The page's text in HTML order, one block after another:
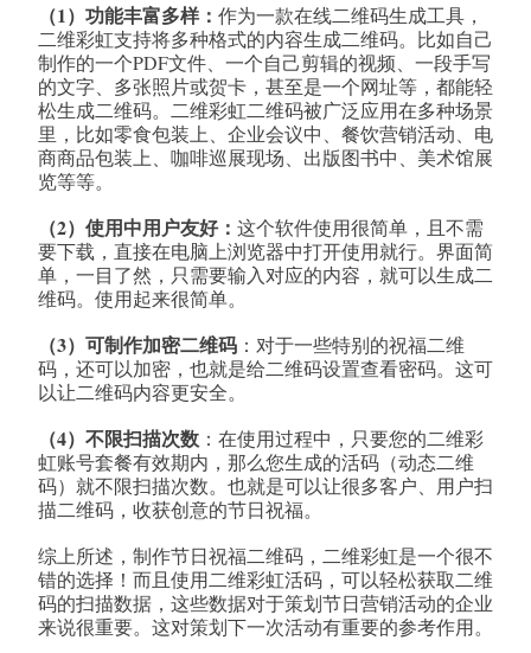
（1）功能丰富多样： 作为一款在线二维码生成工具，
二维彩虹支持将多种格式的内容生成二维码。比如自己
制作的一个PDF文件、一个自己剪辑的视频、一段手写
的文字、多张照片或贺卡，甚至是一个网址等，都能轻
松生成二维码。二维彩虹二维码被广泛应用在多种场景
里，比如零食包装上、企业会议中、餐饮营销活动、电
商商品包装上、咖啡巡展现场、出版图书中、美术馆展
览等等。
（2）使用中用户友好： 这个软件使用很简单，且不需
要下载，直接在电脑上浏览器中打开使用就行。界面简
单，一目了然，只需要输入对应的内容，就可以生成二
维码。使用起来很简单。
（3）可制作加密二维码 ：对于一些特别的祝福二维
码，还可以加密，也就是给二维码设置查看密码。这可
以让二维码内容更安全。
（4）不限扫描次数 ：在使用过程中，只要您的二维彩
虹账号套餐有效期内，那么您生成的活码（动态二维
码）就不限扫描次数。也就是可以让很多客户、用户扫
描二维码，收获创意的节日祝福。
综上所述，制作节日祝福二维码，二维彩虹是一个很不
错的选择！而且使用二维彩虹活码，可以轻松获取二维
码的扫描数据，这些数据对于策划节日营销活动的企业
来说很重要。这对策划下一次活动有重要的参考作用。